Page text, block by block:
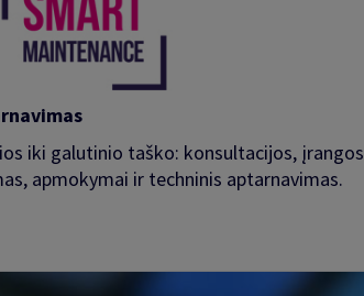
iki galutinio taško: konsultacijos, įrangos
apmokymai ir techninis aptarnavimas.